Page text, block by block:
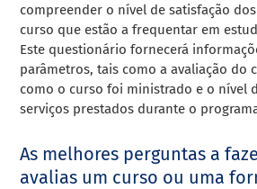
compreender o nível de satisfação
curso que estão a frequentar em
Este questionário fornecerá
parâmetros, tais como a avaliação do
como o curso foi ministrado e o nível
serviços prestados durante o
As melhores perguntas a
avalias um curso ou uma